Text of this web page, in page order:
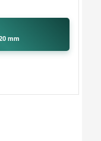
Xuân Bắc (mặt
tư Nguyễn Trãi-
mm